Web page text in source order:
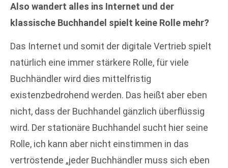
Also wandert alles ins Internet und der
klassische Buchhandel spielt keine Rolle mehr?
Das Internet und somit der digitale Vertrieb spielt
natürlich eine immer stärkere Rolle, für viele
Buchhändler wird dies mittelfristig
existenzbedrohend werden. Das heißt aber eben
nicht, dass der Buchhandel gänzlich überflüssig
wird. Der stationäre Buchhandel sucht hier seine
Rolle, ich kann aber nicht einstimmen in das
vertröstende „jeder Buchhändler muss sich eben